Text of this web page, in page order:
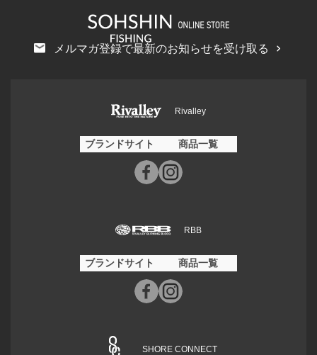
メルマガ登録で最新のお知らせを受け取る
Rivalley
ブランドサイト 商品一覧
RBB
ブランドサイト 商品一覧
SHORE CONNECT